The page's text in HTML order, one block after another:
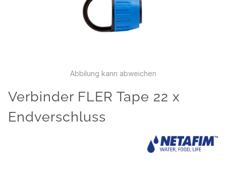
Abbilung kann abweichen
Verbinder FLER Tape 22 x
Endverschluss